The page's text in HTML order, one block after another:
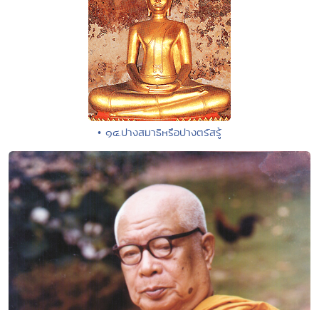
• ๑๔.ปางสมาธิหรือปางตรัสรู้